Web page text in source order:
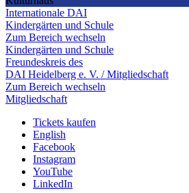
Internationale DAI
Kindergärten und Schule
Zum Bereich wechseln
Kindergärten und Schule
Freundeskreis des
DAI Heidelberg e. V. / Mitgliedschaft
Zum Bereich wechseln
Mitgliedschaft
Tickets kaufen
English
Facebook
Instagram
YouTube
LinkedIn